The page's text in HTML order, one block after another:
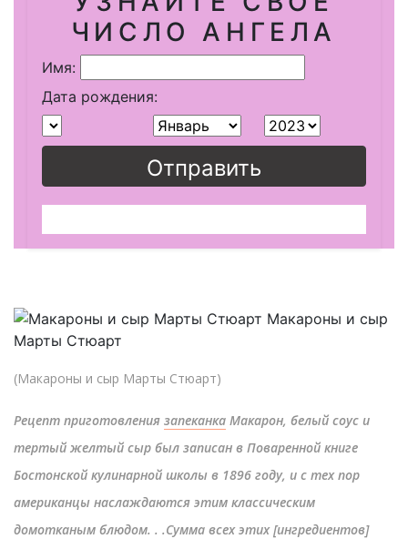
ЧИСЛО АНГЕЛА
Имя:
Дата рождения:
Отправить
(Макароны и сыр Марты Стюарт)
Рецепт приготовления запеканка Макарон, белый соус и
тертый желтый сыр был записан в Поваренной книге
Бостонской кулинарной школы в 1896 году, и с тех пор
американцы наслаждаются этим классическим
домотканым блюдом. . .Сумма всех этих [ингредиентов]